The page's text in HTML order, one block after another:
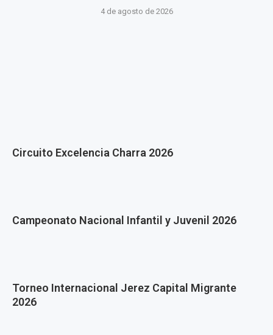
4 de agosto de 2026
Circuito Excelencia Charra 2026
Campeonato Nacional Infantil y Juvenil 2026
Torneo Internacional Jerez Capital Migrante
2026